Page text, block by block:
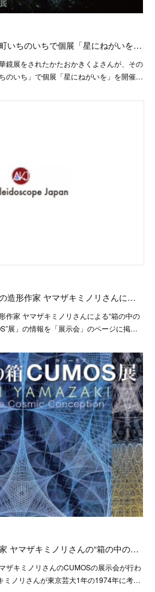
いちのいちで個展「星にねがいを…
鏡展をされたかたおかきくよさんが、その
のいち」で個展「星にねがいを」を開催…
造形作家 ヤマザキミノリさんに…
作家 ヤマザキミノリさんによる“箱の中の
展」の情報を「展示会」のページに掲…
ヤマザキミノリさんの“箱の中の…
ザキミノリさんのCUMOSの展示会が行わ
ミノリさんが東京芸大1年の1974年に考…